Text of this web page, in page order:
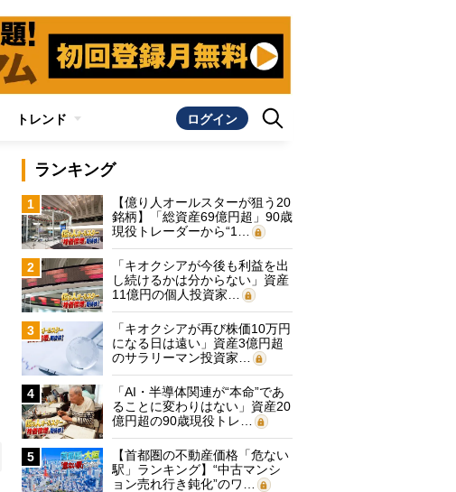
トレンド ログイン
ランキング
1
【億り人オールスターが狙う20
銘柄】「総資産69億円超」90歳
現役トレーダーから“1…
2
「キオクシアが今後も利益を出
し続けるかは分からない」資産
11億円の個人投資家…
3
「キオクシアが再び株価10万円
になる日は遠い」資産3億円超
のサラリーマン投資家…
4
「AI・半導体関連が“本命”であ
ることに変わりはない」資産20
億円超の90歳現役トレ…
5
【首都圏の不動産価格「危ない
駅」ランキング】“中古マンシ
ョン売れ行き鈍化”のワ…